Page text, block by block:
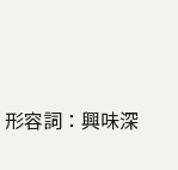
容詞：興味深